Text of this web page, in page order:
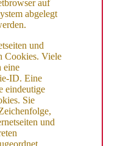
auf
abgelegt
und
Cookies. Viele
eine
ID. Eine
eindeutige
Sie
und